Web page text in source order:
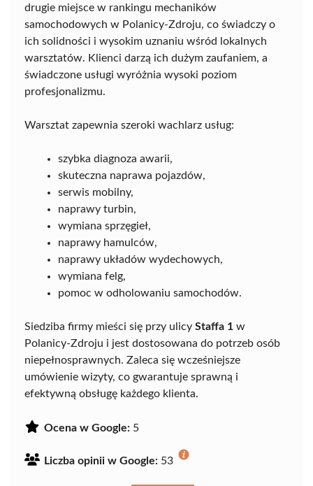
drugie miejsce w rankingu mechaników
samochodowych w Polanicy-Zdroju, co świadczy o
ich solidności i wysokim uznaniu wśród lokalnych
warsztatów. Klienci darzą ich dużym zaufaniem, a
świadczone usługi wyróżnia wysoki poziom
profesjonalizmu.
Warsztat zapewnia szeroki wachlarz usług:
szybka diagnoza awarii,
skuteczna naprawa pojazdów,
serwis mobilny,
naprawy turbin,
wymiana sprzęgieł,
naprawy hamulców,
naprawy układów wydechowych,
wymiana felg,
pomoc w odholowaniu samochodów.
Siedziba firmy mieści się przy ulicy Staffa 1 w
Polanicy-Zdroju i jest dostosowana do potrzeb osób
niepełnosprawnych. Zaleca się wcześniejsze
umówienie wizyty, co gwarantuje sprawną i
efektywną obsługę każdego klienta.
Ocena w Google: 5
Liczba opinii w Google: 53